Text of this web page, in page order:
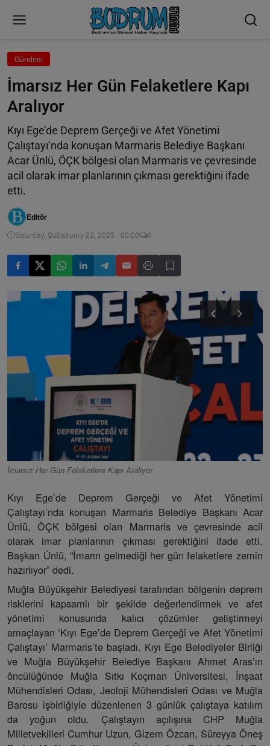
Gündem
İmarsız Her Gün Felaketlere Kapı
Aralıyor
Kıyı Ege’de Deprem Gerçeği ve Afet Yönetimi
Çalıştayı’nda konuşan Marmaris Belediye Başkanı
Acar Ünlü, ÖÇK bölgesi olan Marmaris ve çevresinde
acil olarak imar planlarının çıkması gerektiğini ifade
etti.
Editör
Saturday, Şubatruary 22, 2025 - 00:00 0
İmarsız Her Gün Felaketlere Kapı Aralıyor
Kıyı Ege’de Deprem Gerçeği ve Afet Yönetimi
Çalıştayı’nda konuşan Marmaris Belediye Başkanı Acar
Ünlü, ÖÇK bölgesi olan Marmaris ve çevresinde acil
olarak imar planlarının çıkması gerektiğini ifade etti.
Başkan Ünlü, “İmarın gelmediği her gün felaketlere zemin
hazırlıyor” dedi.
Muğla Büyükşehir Belediyesi tarafından bölgenin deprem
risklerini kapsamlı bir şekilde değerlendirmek ve afet
yönetimi konusunda kalıcı çözümler geliştirmeyi
amaçlayan ‘Kıyı Ege’de Deprem Gerçeği ve Afet Yönetimi
Çalıştayı’ Marmaris’te başladı. Kıyı Ege Belediyeler Birliği
ve Muğla Büyükşehir Belediye Başkanı Ahmet Aras’ın
öncülüğünde Muğla Sıtkı Koçman Üniversitesi, İnşaat
Mühendisleri Odası, Jeoloji Mühendisleri Odası ve Muğla
Barosu işbirliğiyle düzenlenen 3 günlük çalıştaya katılım
da yoğun oldu. Çalıştayın açılışına CHP Muğla
Milletvekilleri Cumhur Uzun, Gizem Özcan, Süreyya Öneş